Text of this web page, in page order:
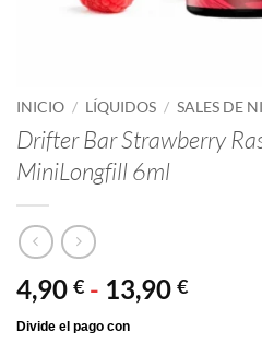
INICIO / LÍQUIDOS / SALES DE
Drifter Bar Strawberry
MiniLongfill 6ml
4,90 € - 13,90 €Rango